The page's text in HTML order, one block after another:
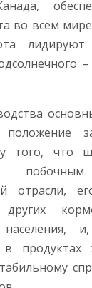
во всем
того, что
отрасли,
населения,
в продуктах